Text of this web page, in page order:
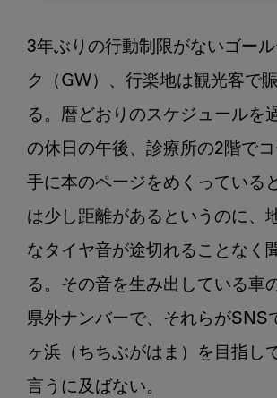
歯
少
な
町
の
科
医
の
日
シ
ー
3年ぶりの行動制限がないゴー
ク（GW）、行楽地は観光客で
る。暦どおりのスケジュールを
の休日の午後、診療所の2階で
手に本のページをめくっている
は少し距離があるというのに、
なタイヤ音が途切れることなく
る。その音を生み出している車
県外ナンバーで、それらがSNS
ヶ浜（ちちぶがはま）を目指し
言うに及ばない。